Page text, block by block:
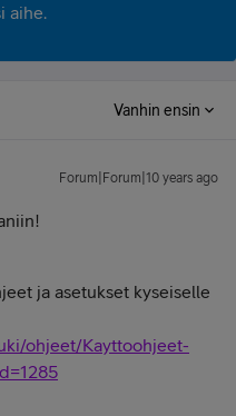
aihe.
Vanhin ensin
Forum|Forum|10 years ago
ja asetukset kyseiselle
ohjeet/Kayttoohjeet-